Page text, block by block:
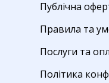
Публічна
Правила та
Послуги та
Політика